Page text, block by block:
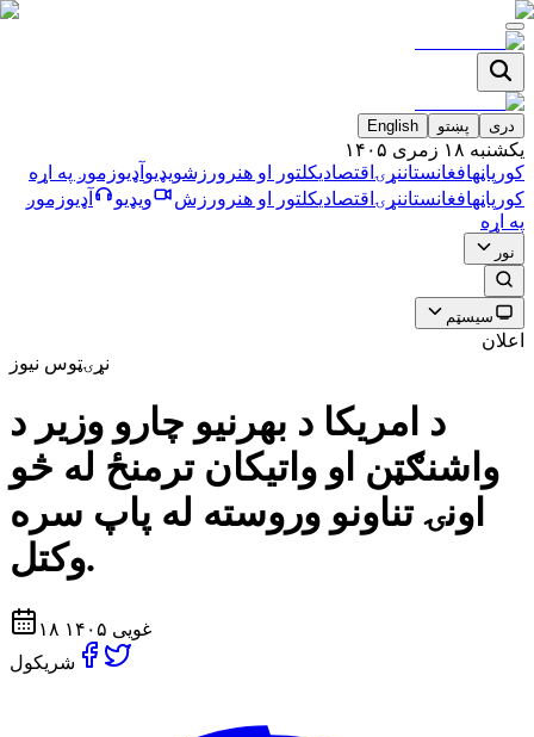
دری پښتو English
يکشنبه ۱۸ زمری ۱۴۰۵
کورپاڼهافغانستاننړۍ اقتصاديکلتور او هنر ورزشویډیو آډیوزموږ په اړه
کورپاڼهافغانستاننړۍ اقتصاديکلتور او هنر ورزش ویډیو آډیوزموږ
په اړه
نور
سیسټم
اعلان
نړۍټوس نیوز
د امریکا د بهرنیو چارو وزیر د
واشنګټن او واتیکان ترمنځ له څو
اونۍ تناونو وروسته له پاپ سره
وکتل.
۱۸ غویی ۱۴۰۵
شریکول